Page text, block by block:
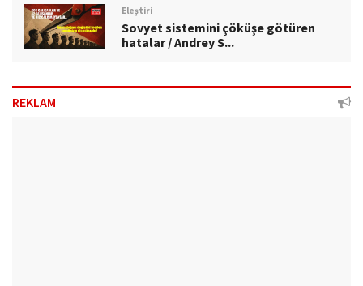
Eleştiri
Sovyet sistemini çöküşe götüren
hatalar / Andrey S...
REKLAM